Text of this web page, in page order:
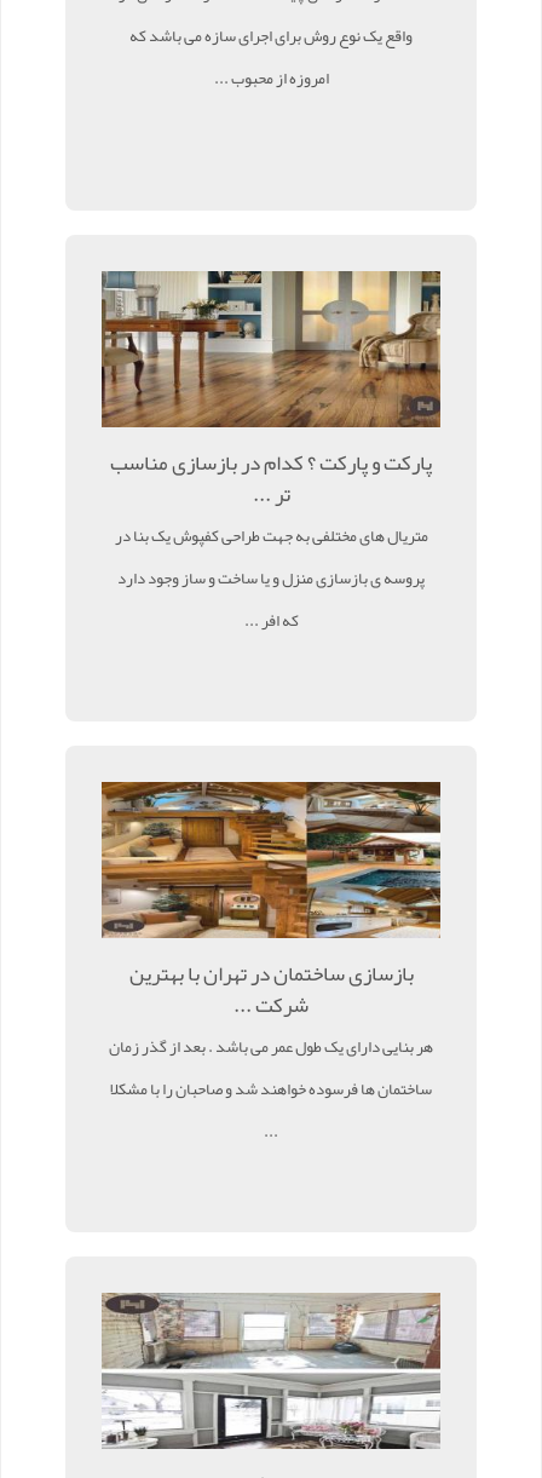
واقع یک نوع روش برای اجرای سازه می باشد که
امروزه از محبوب ...
پارکت و پارکت ؟ کدام در بازسازی مناسب
تر ...
متریال های مختلفی به جهت طراحی کفپوش یک بنا در
پروسه ی بازسازی منزل و یا ساخت و ساز وجود دارد
که افر ...
بازسازی ساختمان در تهران با بهترین
شرکت ...
هر بنایی دارای یک طول عمر می باشد . بعد از گذر زمان
ساختمان ها فرسوده خواهند شد و صاحبان را با مشکلا
...